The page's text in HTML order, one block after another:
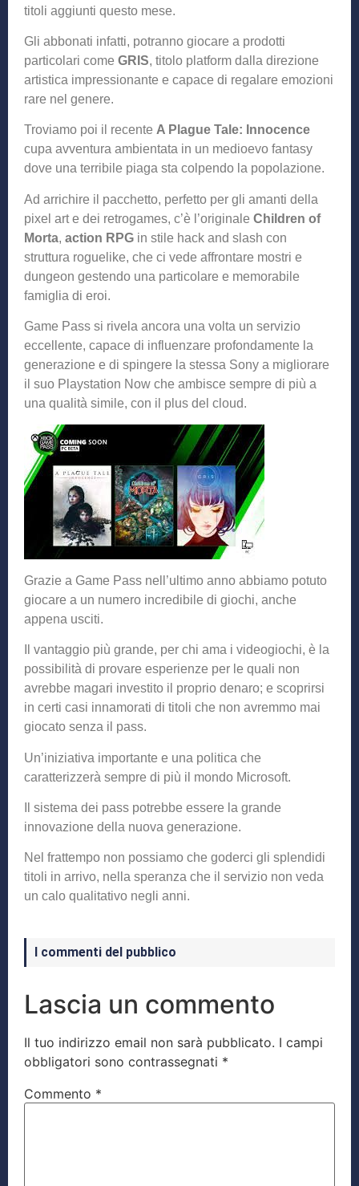
titoli aggiunti questo mese.
Gli abbonati infatti, potranno giocare a prodotti
particolari come GRIS, titolo platform dalla direzione
artistica impressionante e capace di regalare emozioni
rare nel genere.
Troviamo poi il recente A Plague Tale: Innocence
cupa avventura ambientata in un medioevo fantasy
dove una terribile piaga sta colpendo la popolazione.
Ad arrichire il pacchetto, perfetto per gli amanti della
pixel art e dei retrogames, c’è l’originale Children of
Morta, action RPG in stile hack and slash con
struttura roguelike, che ci vede affrontare mostri e
dungeon gestendo una particolare e memorabile
famiglia di eroi.
Game Pass si rivela ancora una volta un servizio
eccellente, capace di influenzare profondamente la
generazione e di spingere la stessa Sony a migliorare
il suo Playstation Now che ambisce sempre di più a
una qualità simile, con il plus del cloud.
Grazie a Game Pass nell’ultimo anno abbiamo potuto
giocare a un numero incredibile di giochi, anche
appena usciti.
Il vantaggio più grande, per chi ama i videogiochi, è la
possibilità di provare esperienze per le quali non
avrebbe magari investito il proprio denaro; e scoprirsi
in certi casi innamorati di titoli che non avremmo mai
giocato senza il pass.
Un’iniziativa importante e una politica che
caratterizzerà sempre di più il mondo Microsoft.
Il sistema dei pass potrebbe essere la grande
innovazione della nuova generazione.
Nel frattempo non possiamo che goderci gli splendidi
titoli in arrivo, nella speranza che il servizio non veda
un calo qualitativo negli anni.
I commenti del pubblico
Lascia un commento
Il tuo indirizzo email non sarà pubblicato. I campi
obbligatori sono contrassegnati *
Commento *